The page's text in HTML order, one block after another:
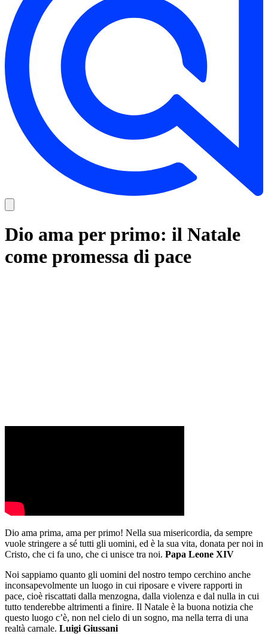
Dio ama per primo: il Natale
come promessa di pace
Dio ama prima, ama per primo! Nella sua misericordia, da sempre
vuole stringere a sé tutti gli uomini, ed è la sua vita, donata per noi in
Cristo, che ci fa uno, che ci unisce tra noi. Papa Leone XIV
Noi sappiamo quanto gli uomini del nostro tempo cerchino anche
inconsapevolmente un luogo in cui riposare e vivere rapporti in
pace, cioè riscattati dalla menzogna, dalla violenza e dal nulla in cui
tutto tenderebbe altrimenti a finire. Il Natale è la buona notizia che
questo luogo c’è, non nel cielo di un sogno, ma nella terra di una
realtà carnale. Luigi Giussani